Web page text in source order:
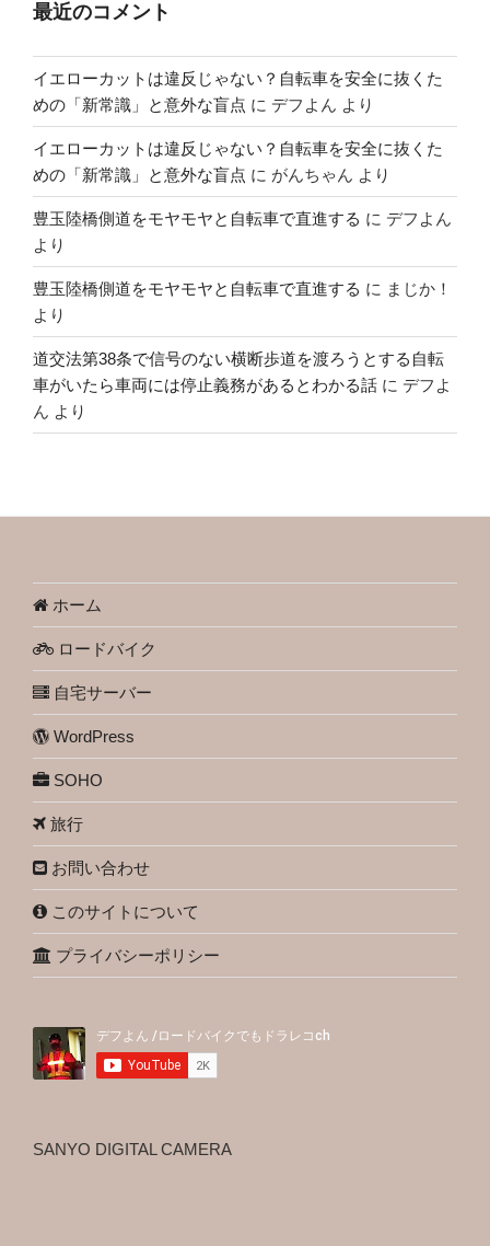
最近のコメント
イエローカットは違反じゃない？自転車を安全に抜くた
めの「新常識」と意外な盲点 に デフよん より
イエローカットは違反じゃない？自転車を安全に抜くた
めの「新常識」と意外な盲点 に がんちゃん より
豊玉陸橋側道をモヤモヤと自転車で直進する に デフよん
より
豊玉陸橋側道をモヤモヤと自転車で直進する に まじか！
より
道交法第38条で信号のない横断歩道を渡ろうとする自転
車がいたら車両には停止義務があるとわかる話 に デフよ
ん より
ホーム
ロードバイク
自宅サーバー
WordPress
SOHO
旅行
お問い合わせ
このサイトについて
プライバシーポリシー
SANYO DIGITAL CAMERA